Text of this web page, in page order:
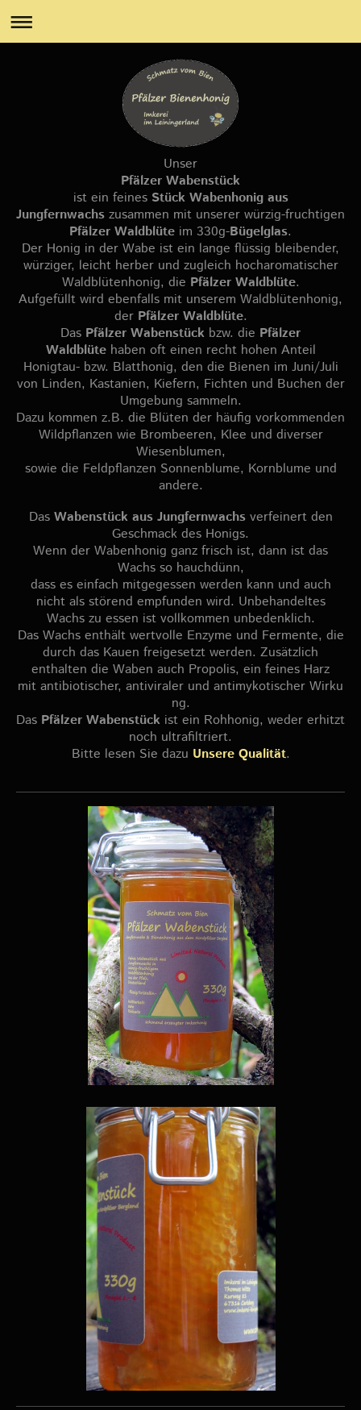
Unser
Pfälzer Wabenstück
ist ein feines Stück Wabenhonig aus
Jungfernwachs zusammen mit unserer würzig-fruchtigen
Pfälzer Waldblüte im 330g-Bügelglas.
Der Honig in der Wabe ist ein lange flüssig bleibender,
würziger, leicht herber und zugleich hocharomatischer
Waldblütenhonig, die Pfälzer Waldblüte.
Aufgefüllt wird ebenfalls mit unserem Waldblütenhonig,
der Pfälzer Waldblüte.
Das Pfälzer Wabenstück bzw. die Pfälzer
Waldblütehaben oft einen recht hohen Anteil
Honigtau- bzw. Blatthonig, den die Bienen im Juni/Juli
von Linden, Kastanien, Kiefern, Fichten und Buchen der
Umgebung sammeln.
Dazu kommen z.B. die Blüten der häufig vorkommenden
Wildpflanzen wie Brombeeren, Klee und diverser
Wiesenblumen,
sowie die Feldpflanzen Sonnenblume, Kornblume und
andere.
Das Wabenstück aus Jungfernwachsverfeinert den
Geschmack des Honigs.
Wenn der Wabenhonig ganz frisch ist, dann ist das
Wachs so hauchdünn,
dass es einfach mitgegessen werden kann und auch
nicht als störend empfunden wird. Unbehandeltes
Wachs zu essen ist vollkommen unbedenklich.
Das Wachs enthält wertvolle Enzyme und Fermente, die
durch das Kauen freigesetzt werden. Zusätzlich
enthalten die Waben auch Propolis, ein feines Harz
mit antibiotischer, antiviraler und antimykotischer Wirku
ng.
Das Pfälzer Wabenstück ist ein Rohhonig, weder erhitzt
noch ultrafiltriert.
Bitte lesen Sie dazu Unsere Qualität.